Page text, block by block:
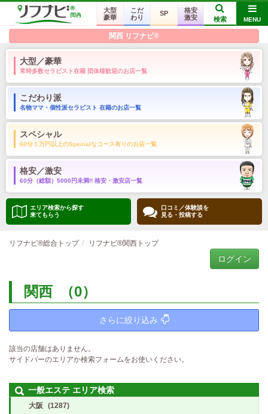
大型
豪華
こだ
わり
SP
格安
激安
検索 MENU
関西 リフナビ®
大型／豪華
常時多数セラピスト在籍 団体様歓迎のお店一覧
こだわり派
名物ママ・個性派セラピスト 在籍のお店一覧
スペシャル
60分１万円以上のSpecialなコース有りのお店一覧
格安／激安
60分（総額）5000円未満!! 格安・激安店一覧
エリア検索から探す
来てもらう
口コミ／体験談を
見る・投稿する
リフナビ®総合トップ リフナビ®関西トップ
ログイン
関西 （0）
さらに絞り込み
該当の店舗はありません。
サイドバーのエリアか検索フォームをお使いください。
一般エステ エリア検索
大阪
(1287)